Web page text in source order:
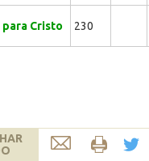
para Cristo 230